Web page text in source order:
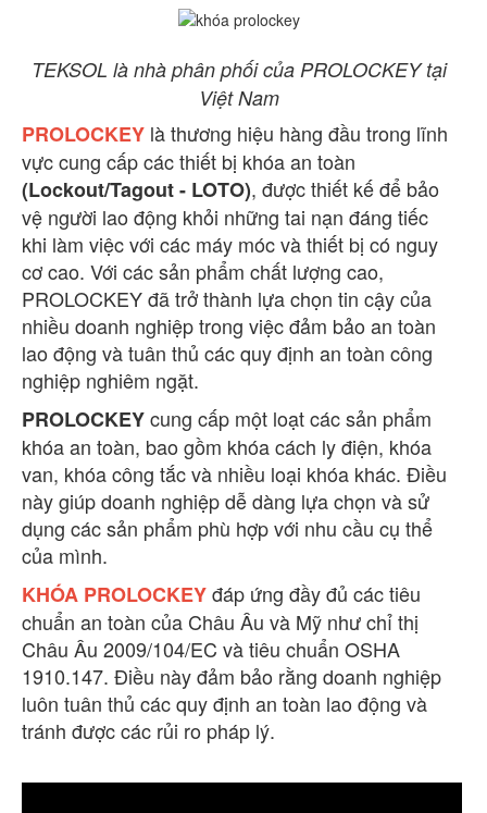
TEKSOL là nhà phân phối của PROLOCKEY tại
Việt Nam
PROLOCKEY là thương hiệu hàng đầu trong lĩnh
vực cung cấp các thiết bị khóa an toàn
(Lockout/Tagout - LOTO), được thiết kế để bảo
vệ người lao động khỏi những tai nạn đáng tiếc
khi làm việc với các máy móc và thiết bị có nguy
cơ cao. Với các sản phẩm chất lượng cao,
PROLOCKEY đã trở thành lựa chọn tin cậy của
nhiều doanh nghiệp trong việc đảm bảo an toàn
lao động và tuân thủ các quy định an toàn công
nghiệp nghiêm ngặt.
PROLOCKEYcung cấp một loạt các sản phẩm
khóa an toàn, bao gồm khóa cách ly điện, khóa
van, khóa công tắc và nhiều loại khóa khác. Điều
này giúp doanh nghiệp dễ dàng lựa chọn và sử
dụng các sản phẩm phù hợp với nhu cầu cụ thể
của mình.
KHÓA PROLOCKEYđáp ứng đầy đủ các tiêu
chuẩn an toàn của Châu Âu và Mỹ như chỉ thị
Châu Âu 2009/104/EC và tiêu chuẩn OSHA
1910.147. Điều này đảm bảo rằng doanh nghiệp
luôn tuân thủ các quy định an toàn lao động và
tránh được các rủi ro pháp lý.